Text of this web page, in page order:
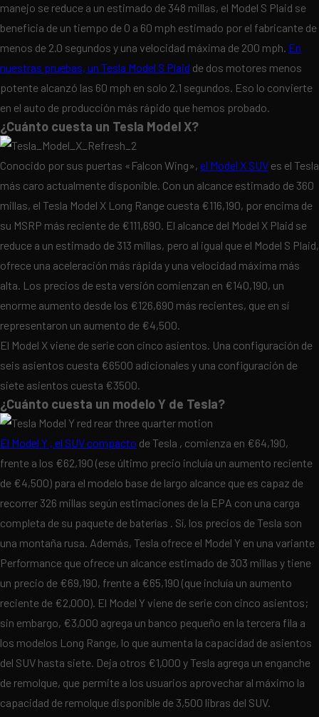
manejo se reduce a un estimado de 348 millas, el Model S Plaid se
beneficia de un tiempo de 0 a 60 mph estimado por el fabricante de
menos de 2.0 segundos y una velocidad máxima de 200 mph. En
nuestras pruebas, un Tesla Model S Plaid de dos motores menos
potente alcanzó las 60 mph en solo 2.1 segundos. Eso lo convierte
en el auto de producción más rápido que hemos probado.
¿Cuánto cuesta un Tesla Model X?
Conocido por sus puertas «Falcon Wing», el Model X SUV es el Tesla
más caro actualmente disponible. Con un alcance estimado de 360 ​​
millas, el Tesla Model X Long Range cuesta €116,190, por encima de
su MSRP más reciente de €111,690. El alcance del Model X Plaid se
reduce a un estimado de 313 millas, pero al igual que el Model S Plaid,
ofrece una aceleración más rápida y una velocidad máxima más
alta. Los precios de esta versión comienzan en €140,190, un
enorme aumento desde los €126,690 más recientes, que en sí
representaron un aumento de €4,500.
El Model X viene de serie con cinco asientos. Una configuración de
seis asientos cuesta €6500 adicionales y una configuración de
siete asientos cuesta €3500.
¿Cuánto cuesta un modelo Y de Tesla?
El Model Y , el SUV compacto de Tesla , comienza en €64,190,
frente a los €62,190 (ese último precio incluía un aumento reciente
de €4,500) para el modelo base de largo alcance que es capaz de
recorrer 326 millas según estimaciones de la EPA con una carga
completa de su paquete de baterías . Sí, los precios de Tesla son
una montaña rusa. Además, Tesla ofrece el Model Y en una variante
Performance que ofrece un alcance estimado de 303 millas y tiene
un precio de €69,190, frente a €65,190 (que incluía un aumento
reciente de €2,000). El Model Y viene de serie con cinco asientos;
sin embargo, €3,000 agrega un banco pequeño en la tercera fila a
los modelos Long Range, lo que aumenta la capacidad de asientos
del SUV hasta siete. Deja otros €1,000 y Tesla agrega un enganche
de remolque, que permite a los usuarios aprovechar al máximo la
capacidad de remolque disponible de 3,500 libras del SUV.